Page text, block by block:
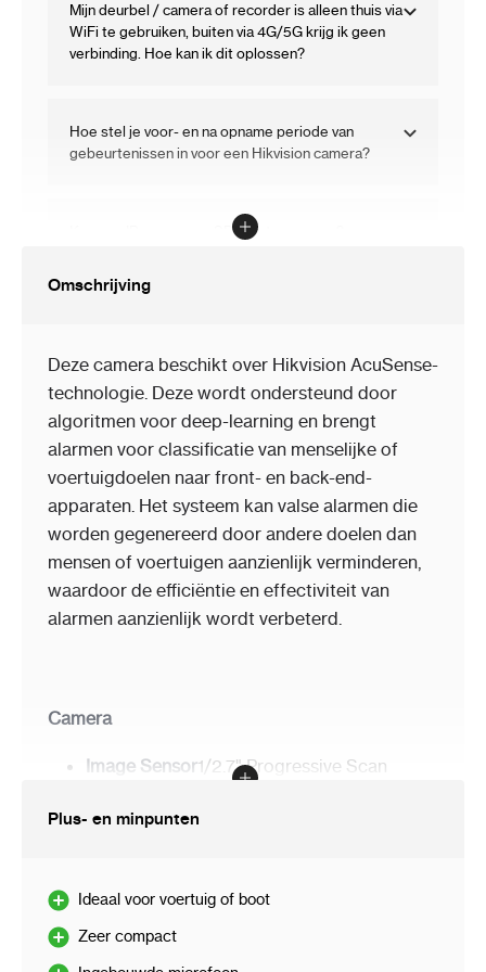
Mijn deurbel / camera of recorder is alleen thuis via
WiFi te gebruiken, buiten via 4G/5G krijg ik geen
verbinding. Hoe kan ik dit oplossen?
Hoe stel je voor- en na opname periode van
gebeurtenissen in voor een Hikvision camera?
Kan een IP camera op SD kaart opnemen?
camera aan te sluiten?
Moet ik een montagebox of camerabeugel
gebruiken voor de installatie van deze camera?
Omschrijving
Deze camera beschikt over Hikvision AcuSense-
technologie. Deze wordt ondersteund door
algoritmen voor deep-learning en brengt
alarmen voor classificatie van menselijke of
voertuigdoelen naar front- en back-end-
apparaten. Het systeem kan valse alarmen die
worden gegenereerd door andere doelen dan
mensen of voertuigen aanzienlijk verminderen,
waardoor de efficiëntie en effectiviteit van
alarmen aanzienlijk wordt verbeterd.
Camera
Image Sensor1/2.7" Progressive Scan
IlluminationColor: 0.003 Lux @ (F1.4, AGC
Day & NightICR Cut
Angle Adjustment
Plus- en minpunten
Ideaal voor voertuig of boot
Zeer compact